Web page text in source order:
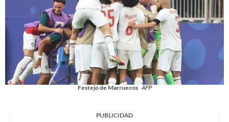
Festejo de Marruecos AFP
PUBLICIDAD